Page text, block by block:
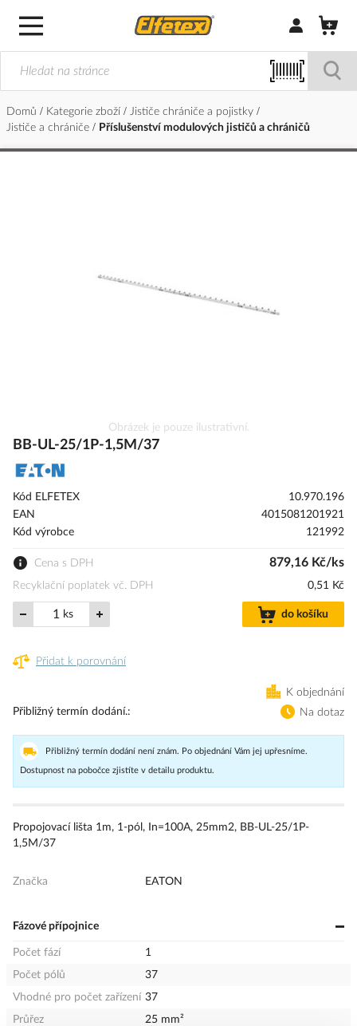
Přihlásit/
Domů Kategorie zboží
Jističe chrániče a pojistky
Jističe a chrániče
Příslušenství modulových jističů a chráničů
na
galerie
s
Obrázek je pouze ilustrativní.
BB-UL-25/1P-1,5M/37
Kód ELFETEX
10.970.196
EAN
4015081201921
Kód výrobce
121992
Cena s DPH 879,16 Kč/ks
Recyklační poplatek vč. DPH 0,51 Kč
ks do košíku
Přidat k porovnání
K objednání
Přibližný termín dodání.
Na dotaz
Přibližný termín dodání není znám. Po objednání Vám jej upřesníme.
Dostupnost na pobočce zjistíte v detailu produktu.
Propojovací lišta 1m, 1-pól, In=100A, 25mm2, BB-UL-25/1P-
1,5M/37
Značka EATON
Fázové přípojnice
Počet fází
1
Počet pólů
37
Vhodné pro počet zařízení 37
Průřez
25 mm²